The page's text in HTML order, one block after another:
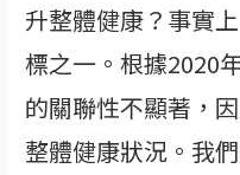
升整體健康？事實
標之一。根據2020
的關聯性不顯著，
整體健康狀況。我